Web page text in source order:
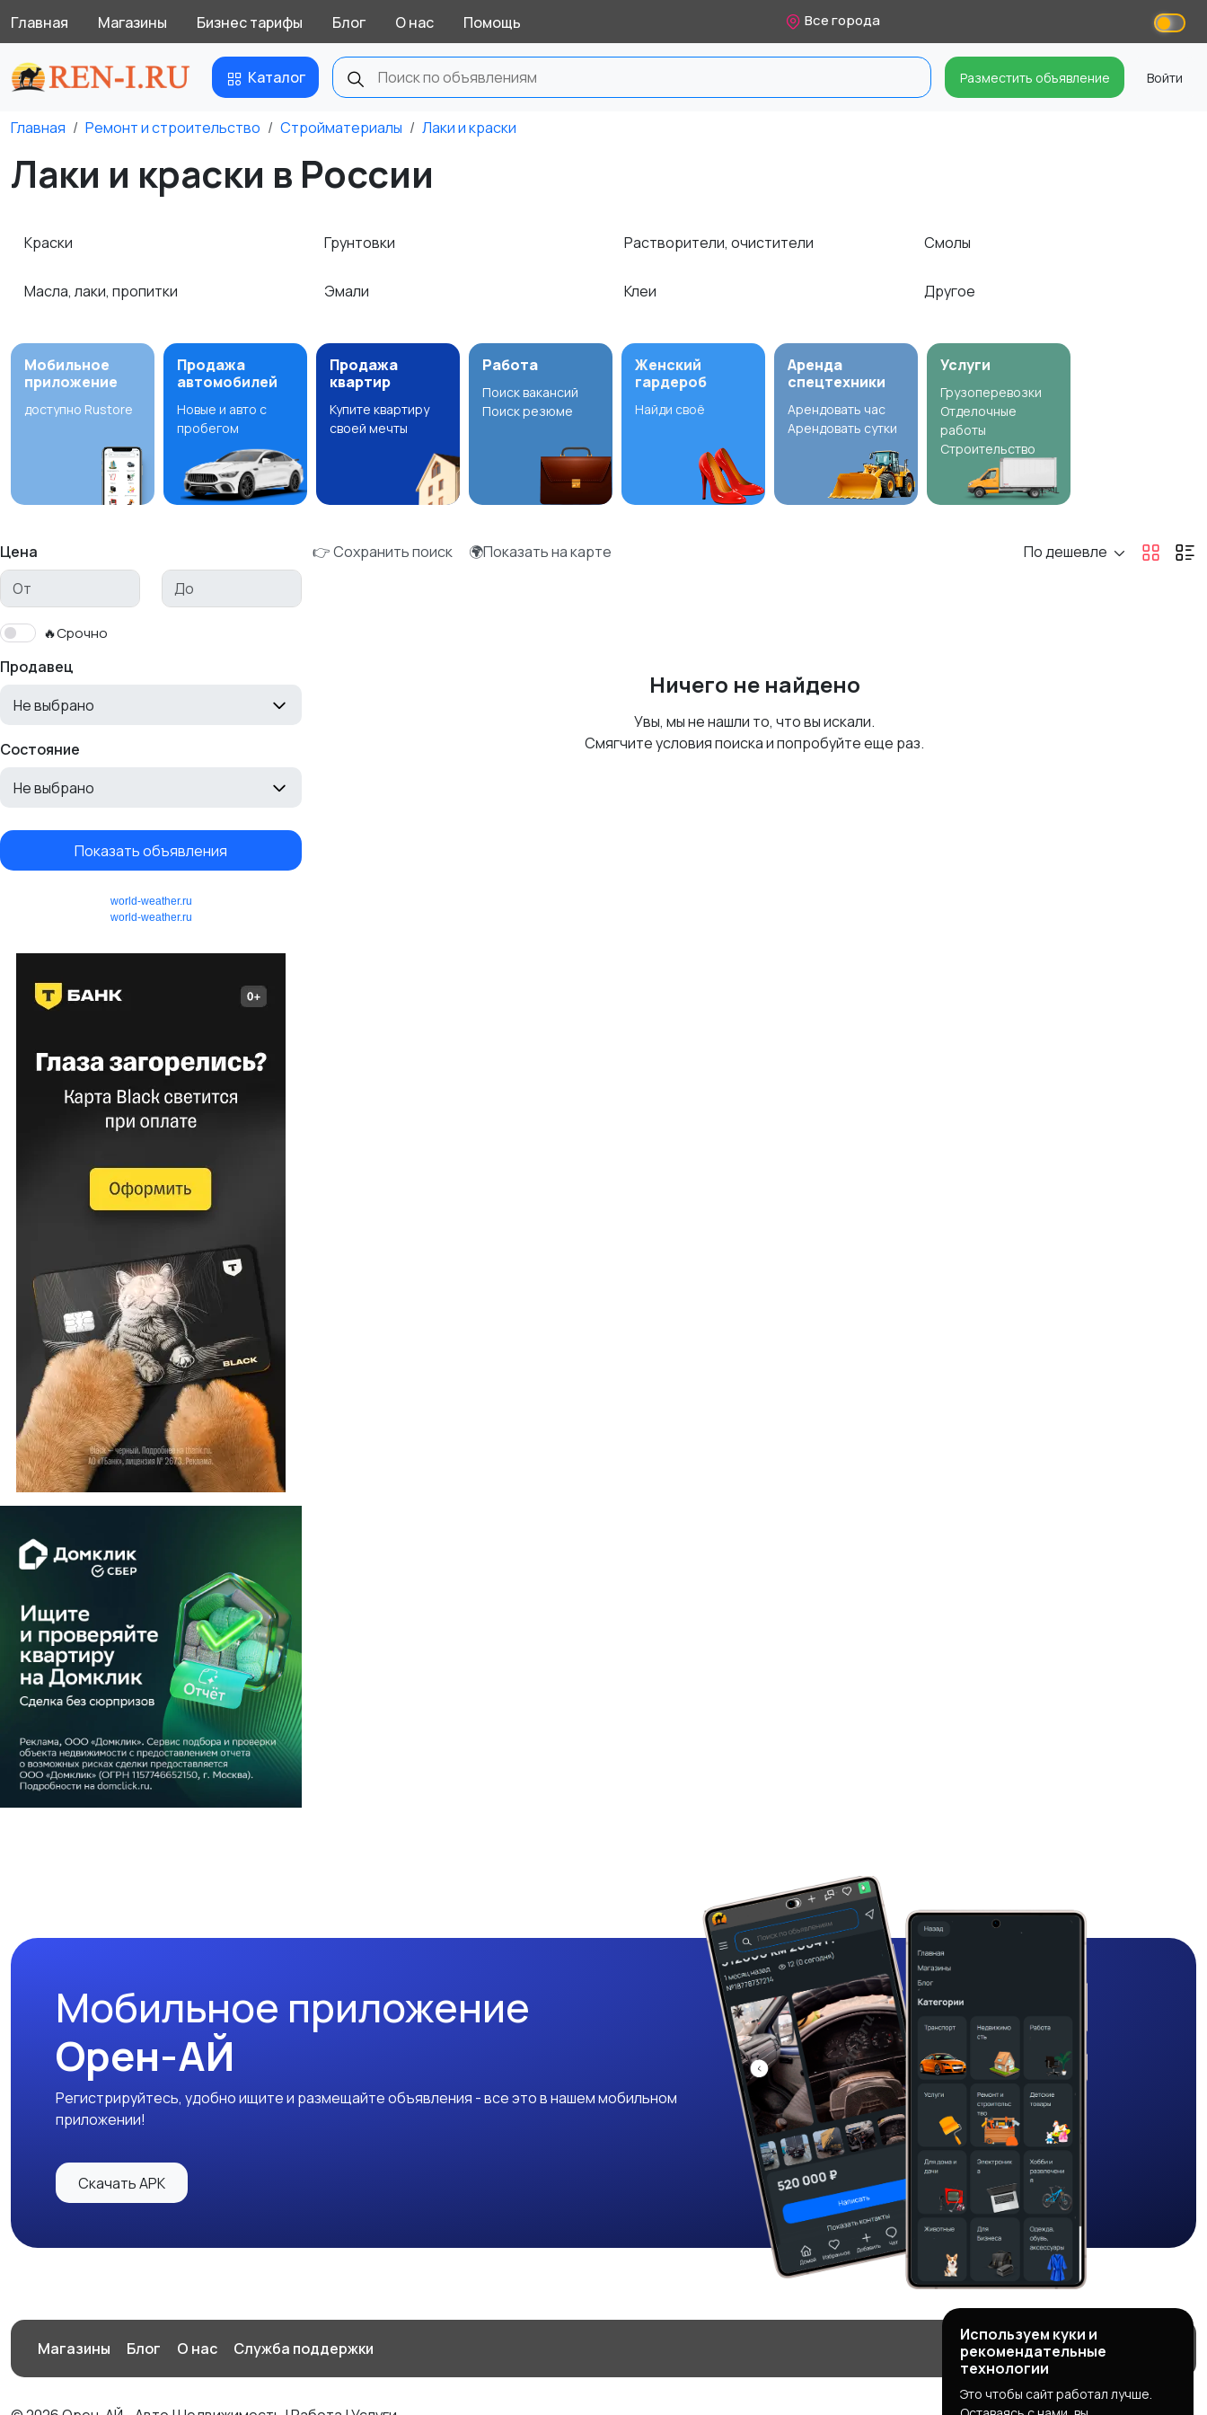
Главная Магазины Бизнес тарифы Блог О нас Помощь Все города
Каталог Разместить объявление Войти
Главная Ремонт и строительство Стройматериалы Лаки и краски
Лаки и краски в России
Краски
Масла, лаки, пропитки
Грунтовки
Эмали
Растворители, очистители
Клеи
Смолы
Другое
Мобильное
приложение
доступно Rustore
Продажа
автомобилей
Новые и авто с
пробегом
Продажа
квартир
Купите квартиру
своей мечты
Работа
Поиск вакансий
Поиск резюме
Женский
гардероб
Найди своё
Аренда
спецтехники
Арендовать час
Арендовать сутки
Услуги
Грузоперевозки
Отделочные
работы
Строительство
Цена
🔥Срочно
Продавец
Не выбрано
Состояние
Не выбрано
Показать объявления
world-weather.ru
world-weather.ru
👉 Сохранить поиск 🌍Показать на карте По дешевле
Ничего не найдено
Увы, мы не нашли то, что вы искали.
Смягчите условия поиска и попробуйте еще раз.
Мобильное приложение
Орен-АЙ
Регистрируйтесь, удобно ищите и размещайте объявления - все это в нашем мобильном
приложении!
Скачать APK
Магазины Блог О нас Служба поддержки
Используем куки и
рекомендательные
технологии
Это чтобы сайт работал лучше.